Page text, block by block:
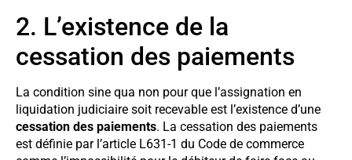
2. L’existence de la
cessation des paiements
La condition sine qua non pour que l’assignation en
liquidation judiciaire soit recevable est l’existence d’une
cessation des paiements. La cessation des paiements
est définie par l’article L631-1 du Code de commerce